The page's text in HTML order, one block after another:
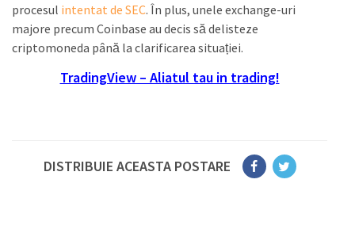
procesul intentat de SEC. În plus, unele exchange-uri
majore precum Coinbase au decis să delisteze
criptomoneda până la clarificarea situației.
TradingView – Aliatul tau in trading!
DISTRIBUIE ACEASTA POSTARE